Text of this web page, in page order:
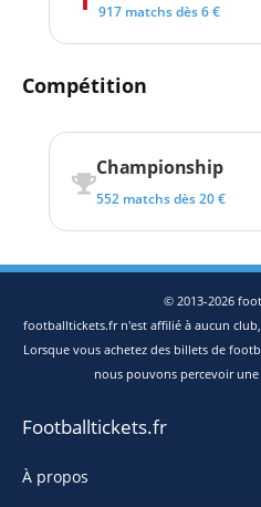
917 matchs dès 6 €
Compétition
Championship
552 matchs dès 20 €
© 2013-2026
footballtickets.fr n'est affilié à aucun
Lorsque vous achetez des billets de
nous pouvons percevoir
Footballtickets.fr
À propos